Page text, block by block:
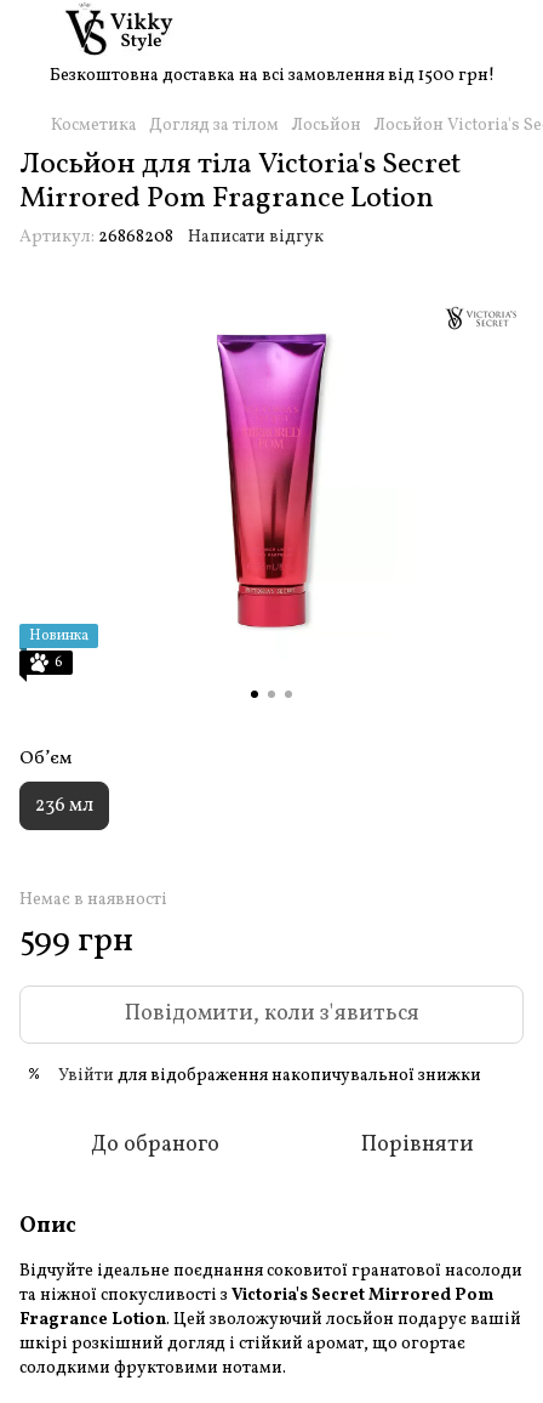
Безкоштовна доставка на всі замовлення від 1500 грн!
Косметика Догляд за тілом Лосьйон Лосьйон Victoria's
Лосьйон для тіла Victoria's Secret
Mirrored Pom Fragrance Lotion
Артикул: 26868208 Написати відгук
Новинка
6
Обʼєм
236 мл
Немає в наявності
599 грн
Повідомити, коли з'явиться
% Увійти для відображення накопичувальної знижки
До обраного Порівняти
Опис
Відчуйте ідеальне поєднання соковитої гранатової насолоди
та ніжної спокусливості з Victoria's Secret Mirrored Pom
Fragrance Lotion. Цей зволожуючий лосьйон подарує вашій
шкірі розкішний догляд і стійкий аромат, що огортає
солодкими фруктовими нотами.